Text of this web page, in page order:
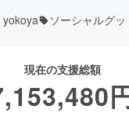
ソーシャルグッ
現在の支援総額